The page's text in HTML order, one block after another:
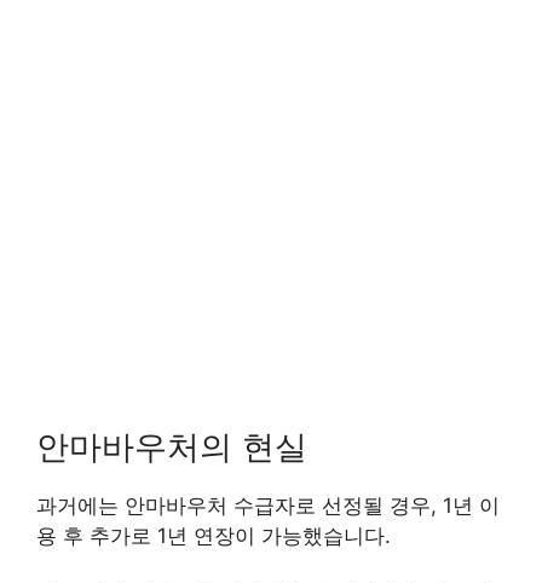
안마바우처의 현실
과거에는 안마바우처 수급자로 선정될 경우, 1년 이
용 후 추가로 1년 연장이 가능했습니다.